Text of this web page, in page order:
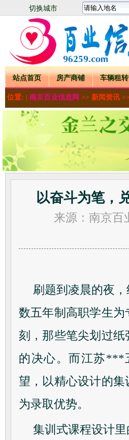
切换城市
站点首页 房产商铺 车辆租转
位置: | 南京百业信息网 >> 新闻资讯
以奋斗为笔，
来源：南京百
刷题到凌晨的夜
数五年制高职学生
刻，那些笔尖划过
的决心。而江苏***
望，以精心设计的
为录取优势。
集训式课程设计